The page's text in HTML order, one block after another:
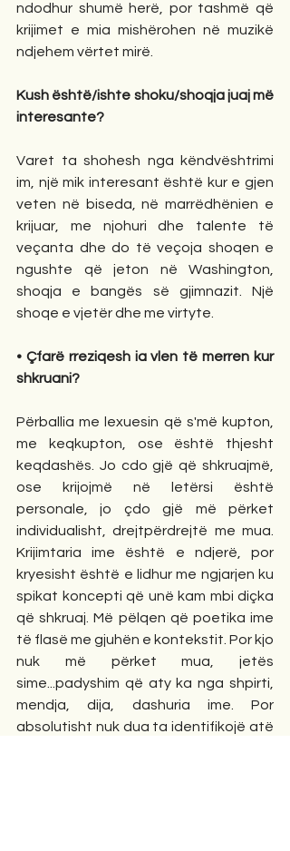
ndodhur shumë herë, por tashmë që
krijimet e mia mishërohen në muzikë
ndjehem vërtet mirë.
Kush është/ishte shoku/shoqja juaj më
interesante?
Varet ta shohesh nga këndvështrimi
im, një mik interesant është kur e gjen
veten në biseda, në marrëdhënien e
krijuar, me njohuri dhe talente të
veçanta dhe do të veçoja shoqen e
ngushte që jeton në Washington,
shoqja e bangës së gjimnazit. Një
shoqe e vjetër dhe me virtyte.
• Çfarë rreziqesh ia vlen të merren kur
shkruani?
Përballia me lexuesin që s'më kupton,
me keqkupton, ose është thjesht
keqdashës. Jo cdo gjë që shkruajmë,
ose krijojmë në letërsi është
personale, jo çdo gjë më përket
individualisht, drejtpërdrejtë me mua.
Krijimtaria ime është e ndjerë, por
kryesisht është e lidhur me ngjarjen ku
spikat koncepti që unë kam mbi diçka
që shkruaj. Më pëlqen që poetika ime
të flasë me gjuhën e kontekstit. Por kjo
nuk më përket mua, jetës
sime...padyshim që aty ka nga shpirti,
mendja, dija, dashuria ime. Por
absolutisht nuk dua ta identifikojë atë